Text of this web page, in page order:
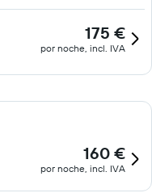
175 €
por noche, incl. IVA
160 €
por noche, incl. IVA